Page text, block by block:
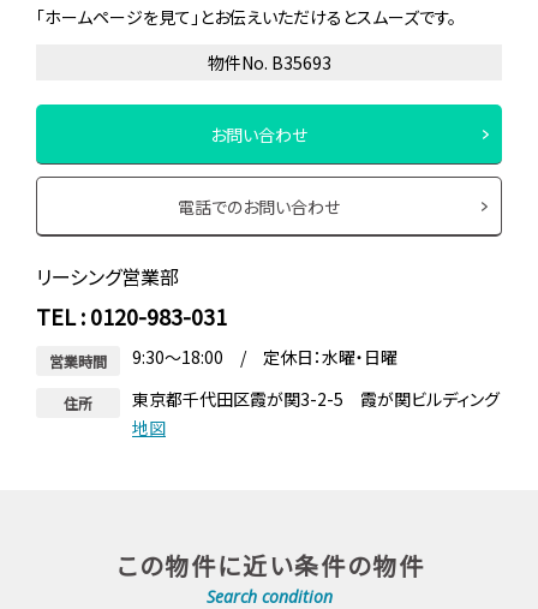
「ホームページを見て」とお伝えいただけるとスムーズです。
物件No. B35693
お問い合わせ
電話でのお問い合わせ
リーシング営業部
TEL : 0120-983-031
営業時間 9:30～18:00 / 定休日：水曜・日曜
住所
東京都千代田区霞が関3-2-5 霞が関ビルディング
地図
この物件に近い条件の物件
Search condition